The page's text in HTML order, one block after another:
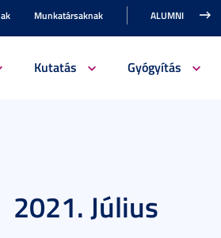
Munkatársaknak ALUMNI
Kutatás Gyógyítás
2021. Július